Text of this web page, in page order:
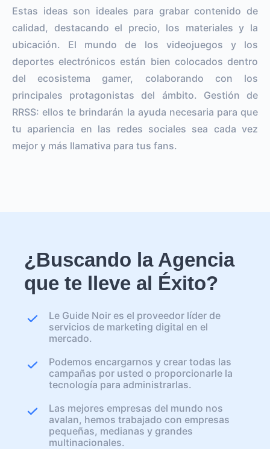
Estas ideas son ideales para grabar contenido de
calidad, destacando el precio, los materiales y la
ubicación. El mundo de los videojuegos y los
deportes electrónicos están bien colocados dentro
del ecosistema gamer, colaborando con los
principales protagonistas del ámbito. Gestión de
RRSS: ellos te brindarán la ayuda necesaria para que
tu apariencia en las redes sociales sea cada vez
mejor y más llamativa para tus fans.
¿Buscando la Agencia
que te lleve al Éxito?
Le Guide Noir es el proveedor líder de
servicios de marketing digital en el
mercado.
Podemos encargarnos y crear todas las
campañas por usted o proporcionarle la
tecnología para administrarlas.
Las mejores empresas del mundo nos
avalan, hemos trabajado con empresas
pequeñas, medianas y grandes
multinacionales.